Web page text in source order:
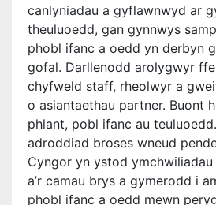
canlyniadau a gyflawnwyd ar
theuluoedd, gan gynnwys
phobl ifanc a oedd yn derbyn
gofal. Darllenodd arolygwyr
chyfweld staff, rheolwyr a
o asiantaethau partner. Buont
phlant, pobl ifanc au
adroddiad broses wneud
Cyngor yn ystod
a’r camau brys a gymerodd i
phobl ifanc a oedd mewn